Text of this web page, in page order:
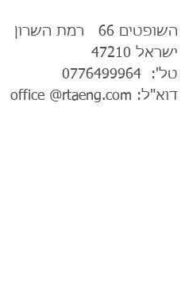
השופטים 66 רמת השרו ן
טל': 0776499964
דוא"ל: office @rtaeng.com